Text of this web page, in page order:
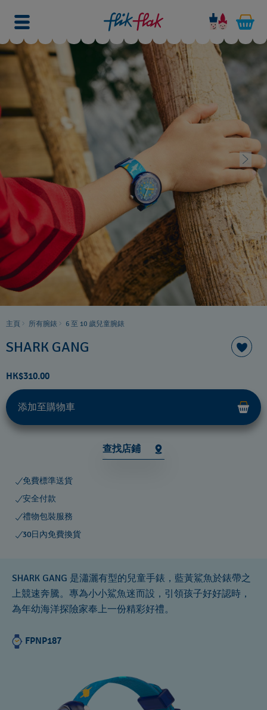
主頁 所有腕錶 6 至 10 歲兒童腕錶
SHARK GANG
HK$310.00
添加至購物車
查找店鋪
免費標準送貨
安全付款
禮物包裝服務
30日內免費換貨
SHARK GANG 是瀟灑有型的兒童手錶，藍黃鯊魚於錶帶之
上競速奔騰。專為小小鯊魚迷而設，引領孩子好好認時，
為年幼海洋探險家奉上一份精彩好禮。
FPNP187